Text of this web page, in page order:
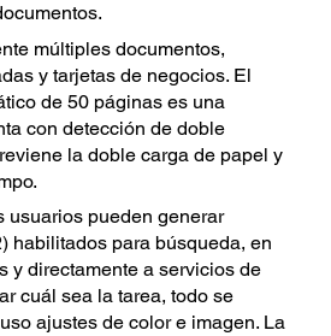
múltiples documentos,
y tarjetas de negocios. El
de 50 páginas es una
con detección de doble
la doble carga de papel y
usuarios pueden generar
habilitados para búsqueda, en
y directamente a servicios de
cuál sea la tarea, todo se
ajustes de color e imagen. La